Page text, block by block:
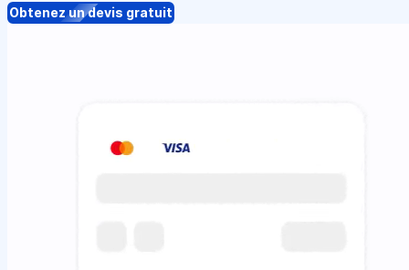
Obtenez un devis gratuit